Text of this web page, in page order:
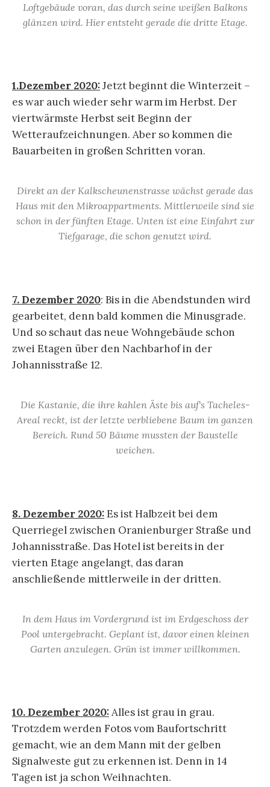
Loftgebäude voran, das durch seine weißen Balkons
glänzen wird. Hier entsteht gerade die dritte Etage.
1.Dezember 2020:Jetzt beginnt die Winterzeit –
es war auch wieder sehr warm im Herbst. Der
viertwärmste Herbst seit Beginn der
Wetteraufzeichnungen. Aber so kommen die
Bauarbeiten in großen Schritten voran.
Direkt an der Kalkscheunenstrasse wächst gerade das
Haus mit den Mikroappartments. Mittlerweile sind sie
schon in der fünften Etage. Unten ist eine Einfahrt zur
Tiefgarage, die schon genutzt wird.
7. Dezember 2020: Bis in die Abendstunden wird
gearbeitet, denn bald kommen die Minusgrade.
Und so schaut das neue Wohngebäude schon
zwei Etagen über den Nachbarhof in der
Johannisstraße 12.
Die Kastanie, die ihre kahlen Äste bis auf‘s Tacheles-
Areal reckt, ist der letzte verbliebene Baum im ganzen
Bereich. Rund 50 Bäume mussten der Baustelle
weichen.
8. Dezember 2020:Es ist Halbzeit bei dem
Querriegel zwischen Oranienburger Straße und
Johannisstraße. Das Hotel ist bereits in der
vierten Etage angelangt, das daran
anschließende mittlerweile in der dritten.
In dem Haus im Vordergrund ist im Erdgeschoss der
Pool untergebracht. Geplant ist, davor einen kleinen
Garten anzulegen. Grün ist immer willkommen.
10. Dezember 2020:Alles ist grau in grau.
Trotzdem werden Fotos vom Baufortschritt
gemacht, wie an dem Mann mit der gelben
Signalweste gut zu erkennen ist. Denn in 14
Tagen ist ja schon Weihnachten.